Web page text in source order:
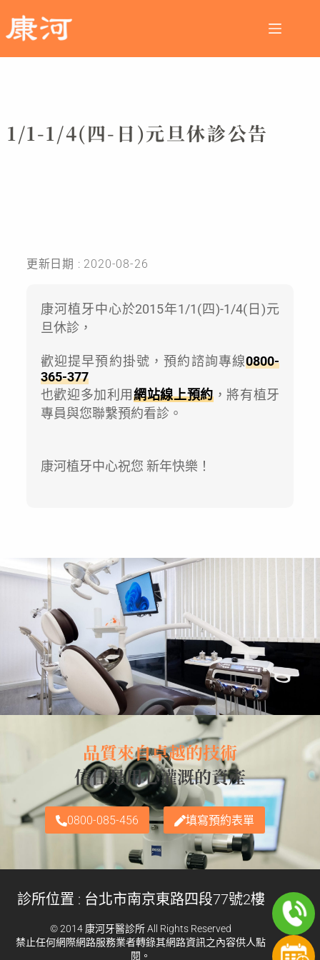
1/1-1/4(四-日)元旦休診公告
更新日期 : 2020-08-26
康河植牙中心於2015年1/1(四)-1/4(日)元
旦休診，
歡迎提早預約掛號，預約諮詢專線0800-
365-377
也歡迎多加利用網站線上預約，將有植牙
專員與您聯繫預約看診。
康河植牙中心祝您 新年快樂！
品質來自卓越的技術
信任是用心灌溉的資產
0800-085-456 填寫預約表單
診所位置 : 台北市南京東路四段77號2樓
© 2014 康河牙醫診所 All Rights Reserved
禁止任何網際網路服務業者轉錄其網路資訊之內容供人點
閱。